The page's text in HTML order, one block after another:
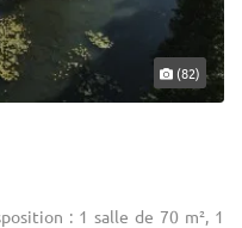
(82)
: 1 salle de 70 m², 1